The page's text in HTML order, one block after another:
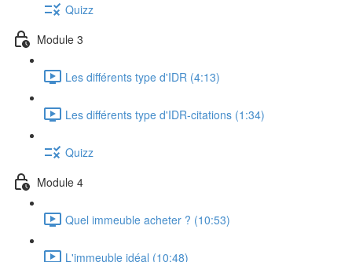
Quizz
Module 3
Les différents type d'IDR (4:13)
Les différents type d'IDR-citations (1:34)
Quizz
Module 4
Quel immeuble acheter ? (10:53)
L'immeuble idéal (10:48)